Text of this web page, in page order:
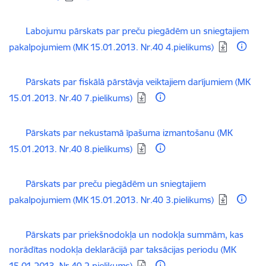
Lejupielādēt:
Labojumu pārskats par preču piegādēm un sniegtajiem
pakalpojumiem (MK 15.01.2013. Nr.40 4.pielikums)
Lejupielādēt:
Pārskats par fiskālā pārstāvja veiktajiem darījumiem (MK
15.01.2013. Nr.40 7.pielikums)
Lejupielādēt:
Pārskats par nekustamā īpašuma izmantošanu (MK
15.01.2013. Nr.40 8.pielikums)
Lejupielādēt:
Pārskats par preču piegādēm un sniegtajiem
pakalpojumiem (MK 15.01.2013. Nr.40 3.pielikums)
Lejupielādēt:
Pārskats par priekšnodokļa un nodokļa summām, kas
norādītas nodokļa deklarācijā par taksācijas periodu (MK